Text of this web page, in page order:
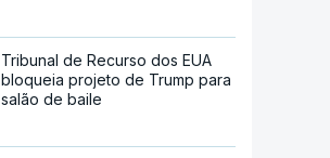
Tribunal de Recurso dos EUA
bloqueia projeto de Trump para
salão de baile